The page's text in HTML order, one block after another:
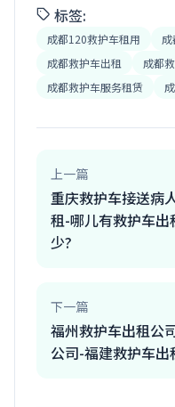
标签:
成都120救护车租用
成都救护车出租
成都
成都救护车服务租赁
上一篇
重庆救护车接送病
租-哪儿有救护车
少?
下一篇
福州救护车出租公
公司-福建救护车出